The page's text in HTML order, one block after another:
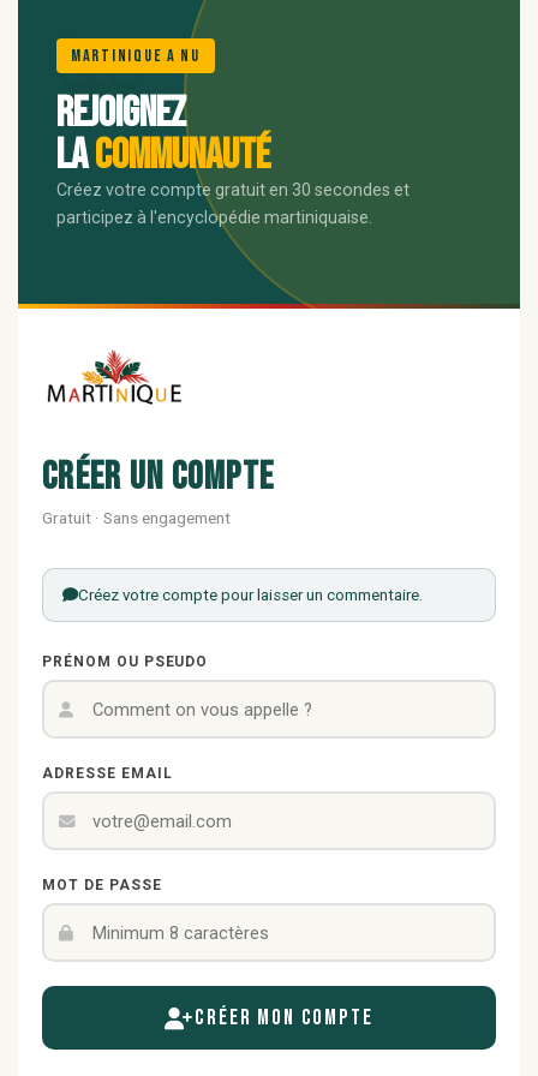
🌺
Martinique A Nu
Rejoignez
lacommunauté
Créez votre compte gratuit en 30 secondes et
participez à l'encyclopédie martiniquaise.
Créer un compte
Gratuit · Sans engagement
Créez votre compte pour laisser un commentaire.
PRÉNOM OU PSEUDO
ADRESSE EMAIL
MOT DE PASSE
Créer mon compte